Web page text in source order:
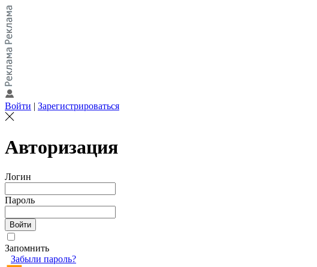
Войти | Зарегистрироваться
Авторизация
Логин
Пароль
Запомнить
Забыли пароль?